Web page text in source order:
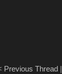
Previous Thread|